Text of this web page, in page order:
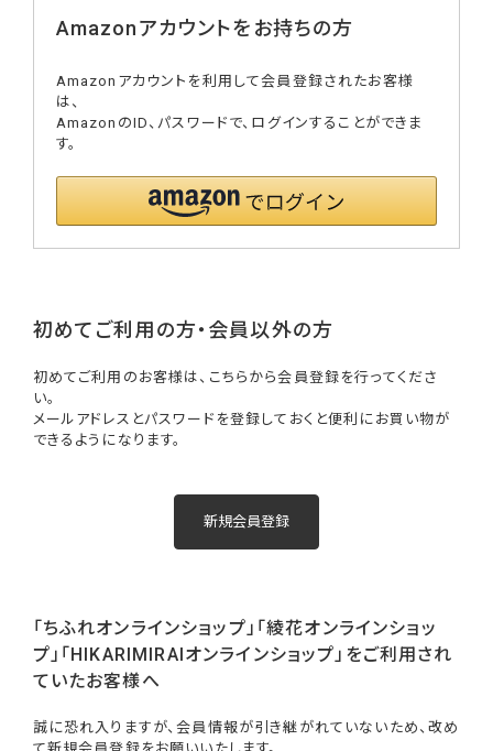
Amazonアカウントをお持ちの方
Amazonアカウントを利用して会員登録されたお客様
は、
AmazonのID、パスワードで、ログインすることができま
す。
初めてご利用の方・会員以外の方
初めてご利用のお客様は、こちらから会員登録を行ってくださ
い。
メールアドレスとパスワードを登録しておくと便利にお買い物が
できるようになります。
「ちふれオンラインショップ」「綾花オンラインショッ
プ」「HIKARIMIRAIオンラインショップ」をご利用され
ていたお客様へ
誠に恐れ入りますが、会員情報が引き継がれていないため、改め